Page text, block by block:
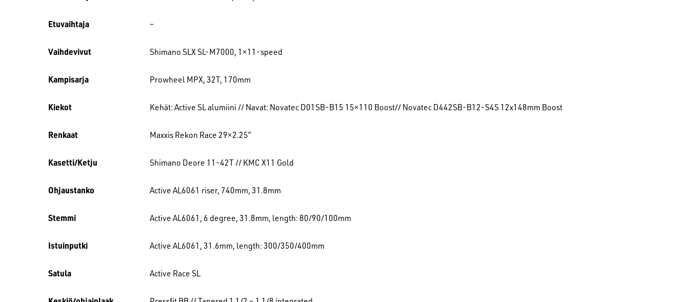
Etuvaihtaja –
Vaihdevivut Shimano SLX SL-M7000, 1×11-speed
Kampisarja Prowheel MPX, 32T, 170mm
Kiekot Kehät: Active SL alumiini // Navat: Novatec D01SB-B15 15×110 Boost// Novatec D442SB-B12-S4S 12x148mm Boost
Renkaat Maxxis Rekon Race 29×2.25″
Kasetti/Ketju Shimano Deore 11-42T // KMC X11 Gold
Ohjaustanko Active AL6061 riser, 740mm, 31.8mm
Stemmi Active AL6061, 6 degree, 31.8mm, length: 80/90/100mm
Istuinputki Active AL6061, 31.6mm, length: 300/350/400mm
Satula Active Race SL